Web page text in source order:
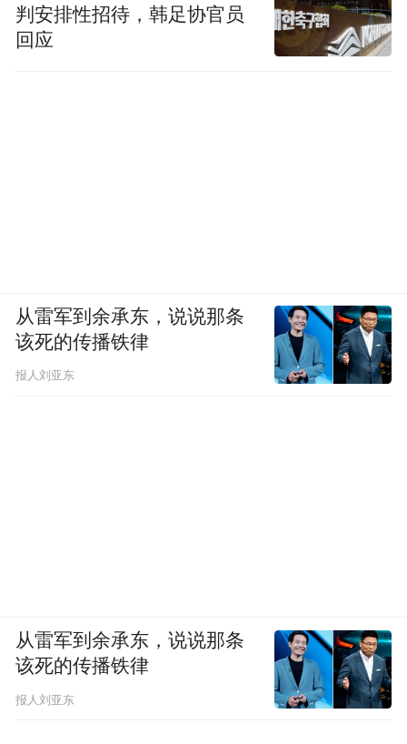
判安排性招待，韩足协官员
回应
从雷军到余承东，说说那条
该死的传播铁律
报人刘亚东
从雷军到余承东，说说那条
该死的传播铁律
报人刘亚东